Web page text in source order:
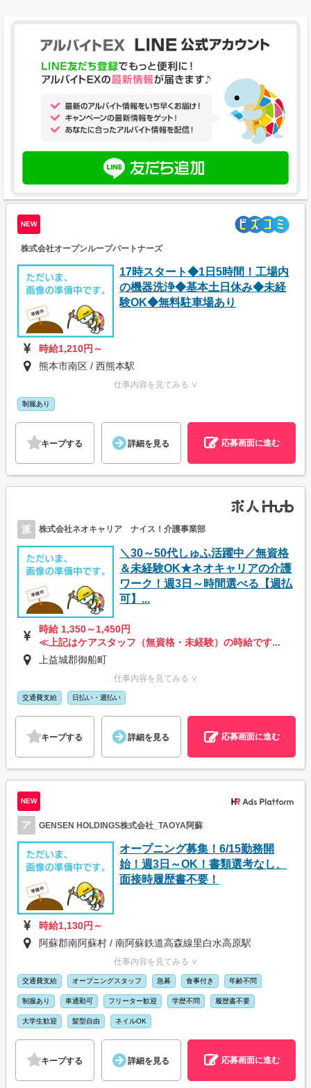
NEW
株式会社オープンループパートナーズ
17時スタート◆1日5時間！工場内
の機器洗浄◆基本土日休み◆未経
験OK◆無料駐車場あり
時給1,210円～
熊本市南区 / 西熊本駅
仕事内容を見てみる ∨
制服あり
キープする 詳細を見る 応募画面に進む
派 株式会社ネオキャリア ナイス！介護事業部
＼30～50代しゅふ活躍中／無資格
＆未経験OK★ネオキャリアの介護
ワーク！週3日～時間選べる【週払
可】...
時給 1,350～1,450円
≪上記はケアスタッフ（無資格・未経験）の時給です...
上益城郡御船町
仕事内容を見てみる ∨
交通費支給 日払い・週払い
キープする 詳細を見る 応募画面に進む
NEW
ア GENSEN HOLDINGS株式会社_TAOYA阿蘇
オープニング募集！6/15勤務開
始！週3日～OK！書類選考なし、
面接時履歴書不要！
時給1,130円～
阿蘇郡南阿蘇村 / 南阿蘇鉄道高森線里白水高原駅
仕事内容を見てみる ∨
交通費支給 オープニングスタッフ 急募 食事付き 年齢不問
制服あり 車通勤可 フリーター歓迎 学歴不問 履歴書不要
大学生歓迎 髪型自由 ネイルOK
キープする 詳細を見る 応募画面に進む